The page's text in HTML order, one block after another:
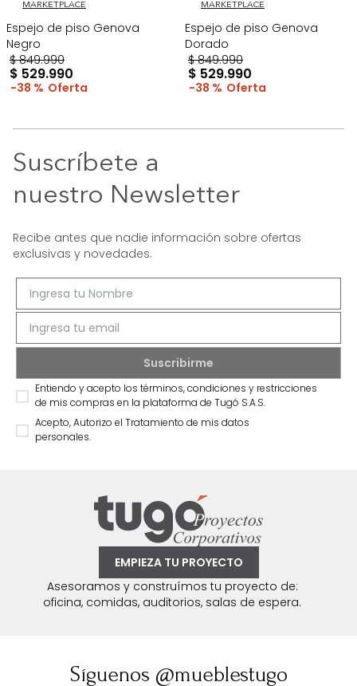
MARKETPLACE
Espejo de piso Genova
Negro
$ 849.990
$ 529.990
38 %
MARKETPLACE
Espejo de piso Genova
Dorado
$ 849.990
$ 529.990
38 %
Suscríbete a
nuestro Newsletter
Recibe antes que nadie información sobre ofertas
exclusivas y novedades.
Entiendo y acepto los términos, condiciones y restricciones
de mis compras en la plataforma de Tugó S.A.S.
Acepto, Autorizo el Tratamiento de mis datos
personales.
EMPIEZA TU PROYECTO
Asesoramos y construímos tu proyecto de:
oficina, comidas, auditorios, salas de espera.
Síguenos @mueblestugo